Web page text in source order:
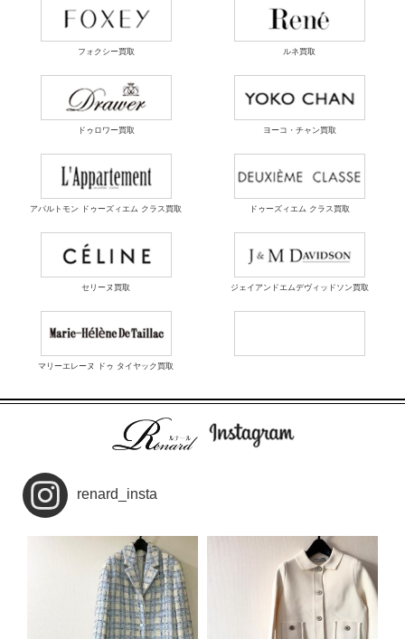
フォクシー買取 ルネ買取
ドゥロワー買取 ヨーコ・チャン買取
アパルトモン ドゥーズィエム クラス買取 ドゥーズィエム クラス買取
セリーヌ買取 ジェイアンドエムデヴィッドソン買取
マリーエレーヌ ドゥ タイヤック買取
renard_insta